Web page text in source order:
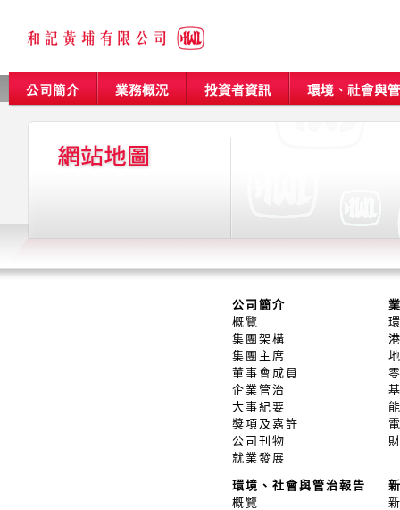
公司簡介
概覽
集團架構
集團主席
董事會成員
企業管治
大事紀要
獎項及嘉許
公司刊物
就業發展
環境、社會與管治報告
概覽